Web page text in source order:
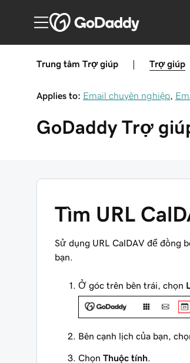
Trung tâm Trợ giúp Trợ giúp
Applies to: Email chuyên nghiệp
GoDaddy Trợ
Tìm URL
Sử dụng URL CalDAV để đồng
bạn.
Ở góc trên bên trái, chọn
Bên cạnh lịch của bạn,
Chọn Thuộc tính